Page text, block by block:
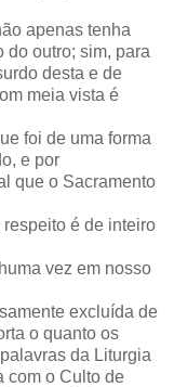
apenas tenha
do outro; sim, para
desta e de
meia vista é
foi de uma forma
e por
que o Sacramento
é de inteiro
vez em nosso
excluída de
o quanto os
da Liturgia
com o Culto de